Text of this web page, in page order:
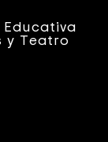
y Teatro